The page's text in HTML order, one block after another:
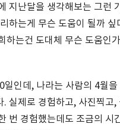
지난달을 생각해보는 그런
하는게 무슨 도움이 될까 싶
하는건 도대체 무슨 도움인
일인데, 나라는 사람의 4월
. 실제로 경험하고, 사진찍고,
번 경험했는데도 조금의 시